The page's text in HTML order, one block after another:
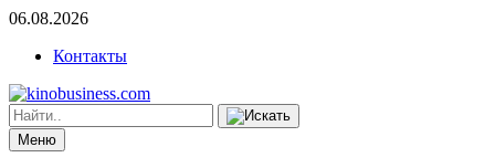
06.08.2026
Контакты
Меню